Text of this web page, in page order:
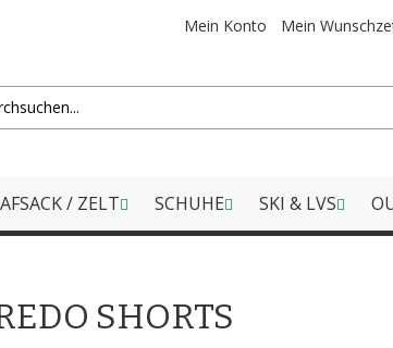
Mein Konto Mein
/ ZELT SCHUHE SKI & LVS
SHORTS